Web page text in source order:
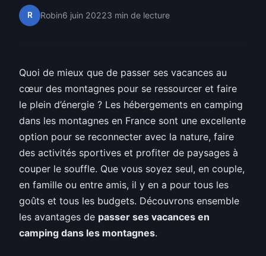
R Robin6 juin 20223 min de lecture
Quoi de mieux que de passer ses vacances au
cœur des montagnes pour se ressourcer et faire
le plein d’énergie ? Les hébergements en camping
dans les montagnes en France sont une excellente
option pour se reconnecter avec la nature, faire
des activités sportives et profiter de paysages à
couper le souffle. Que vous soyez seul, en couple,
en famille ou entre amis, il y en a pour tous les
goûts et tous les budgets. Découvrons ensemble
les avantages de passer ses vacances en
camping dans les montagnes.